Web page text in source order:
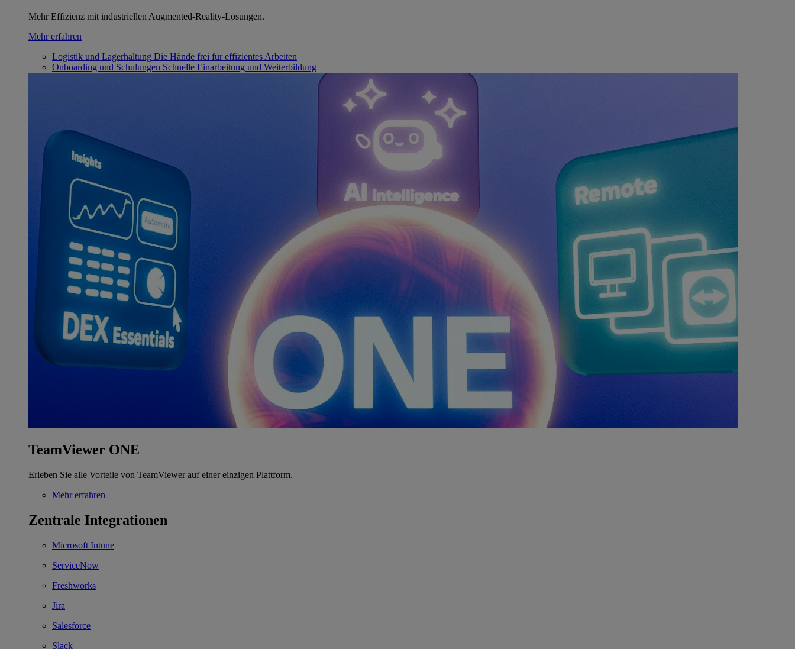
Mehr Effizienz mit industriellen Augmented-Reality-Lösungen.
Mehr erfahren
Logistik und Lagerhaltung Die Hände frei für effizientes Arbeiten
Onboarding und Schulungen Schnelle Einarbeitung und Weiterbildung
TeamViewer ONE
Erleben Sie alle Vorteile von TeamViewer auf einer einzigen Plattform.
Mehr erfahren
Zentrale Integrationen
Microsoft Intune
ServiceNow
Freshworks
Jira
Salesforce
Slack